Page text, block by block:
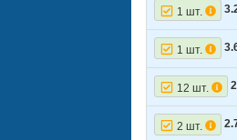
1 шт.
1 шт.
12 шт.
2 шт.